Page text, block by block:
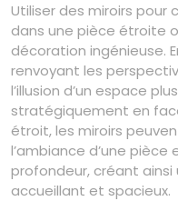
Utiliser des miroirs pour
dans une pièce étroite
décoration ingénieuse.
renvoyant les
l’illusion d’un espace
stratégiquement en
étroit, les miroirs
l’ambiance d’une
profondeur, créant ainsi
accueillant et spacieux.